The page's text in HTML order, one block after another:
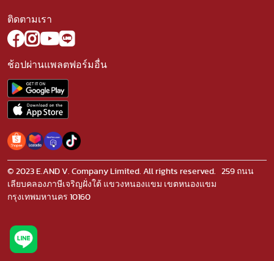
ติดตามเรา
ช้อปผ่านแพลตฟอร์มอื่น
© 2023 E.AND V. Company Limited. All rights reserved. 259 ถนน
เลียบคลองภาษีเจริญฝั่งใต้ แขวงหนองแขม เขตหนองแขม
กรุงเทพมหานคร 10160